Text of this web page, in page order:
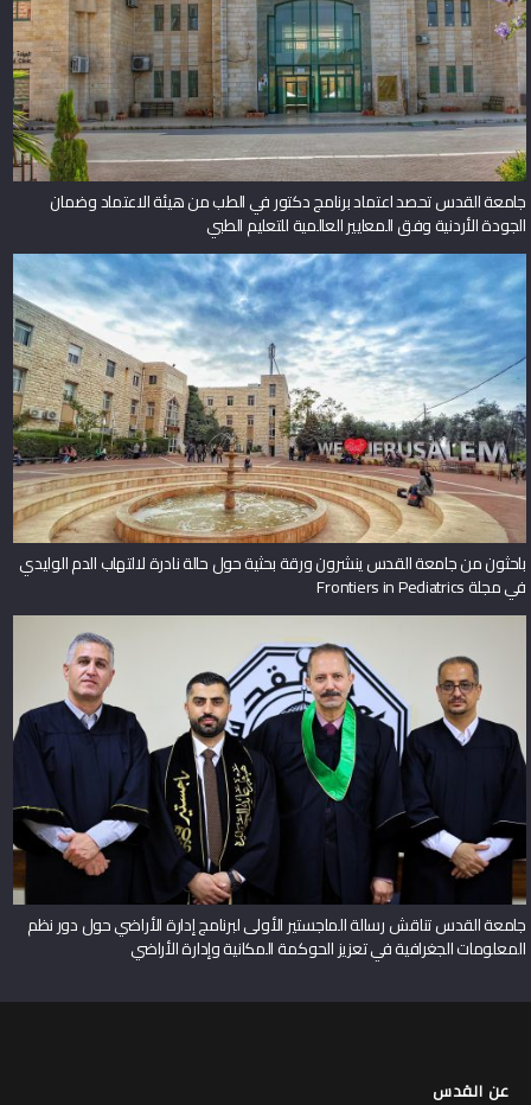
جامعة القدس تحصد اعتماد برنامج دكتور في الطب من هيئة الاعتماد وضمان
الجودة الأردنية وفق المعايير العالمية للتعليم الطبي
باحثون من جامعة القدس ينشرون ورقة بحثية حول حالة نادرة لالتهاب الدم الوليدي
في مجلة Frontiers in Pediatrics
جامعة القدس تناقش رسالة الماجستير الأولى لبرنامج إدارة الأراضي حول دور نظم
المعلومات الجغرافية في تعزيز الحوكمة المكانية وإدارة الأراضي
عن القدس